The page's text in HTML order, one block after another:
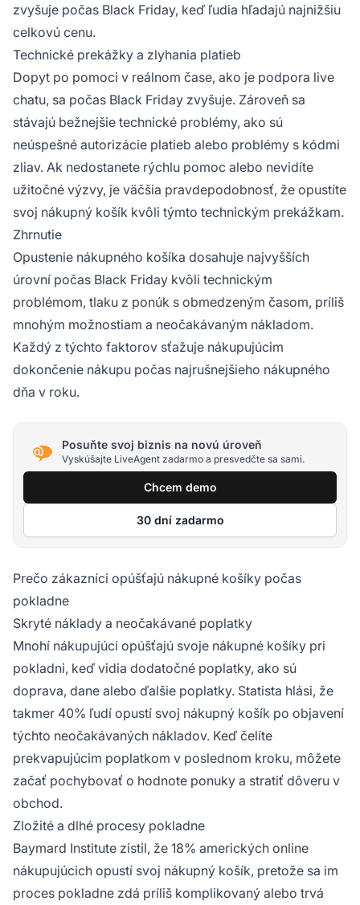
zvyšuje počas Black Friday, keď ľudia hľadajú najnižšiu
celkovú cenu.
Technické prekážky a zlyhania platieb
Dopyt po pomoci v reálnom čase, ako je podpora live
chatu, sa počas Black Friday zvyšuje. Zároveň sa
stávajú bežnejšie technické problémy, ako sú
neúspešné autorizácie platieb alebo problémy s kódmi
zliav. Ak nedostanete rýchlu pomoc alebo nevidíte
užitočné výzvy, je väčšia pravdepodobnosť, že opustíte
svoj nákupný košík kvôli týmto technickým prekážkam.
Zhrnutie
Opustenie nákupného košíka dosahuje najvyšších
úrovní počas Black Friday kvôli technickým
problémom, tlaku z ponúk s obmedzeným časom, príliš
mnohým možnostiam a neočakávaným nákladom.
Každý z týchto faktorov sťažuje nákupujúcim
dokončenie nákupu počas najrušnejšieho nákupného
dňa v roku.
Posuňte svoj biznis na novú úroveň
Vyskúšajte LiveAgent zadarmo a presvedčte sa sami.
Chcem demo
30 dní zadarmo
Prečo zákazníci opúšťajú nákupné košíky počas
pokladne
Skryté náklady a neočakávané poplatky
Mnohí nákupujúci opúšťajú svoje nákupné košíky pri
pokladni, keď vidia dodatočné poplatky, ako sú
doprava, dane alebo ďalšie poplatky. Statista hlási, že
takmer 40% ľudí opustí svoj nákupný košík po objavení
týchto neočakávaných nákladov. Keď čelíte
prekvapujúcim poplatkom v poslednom kroku, môžete
začať pochybovať o hodnote ponuky a stratiť dôveru v
obchod.
Zložité a dlhé procesy pokladne
Baymard Institute zistil, že 18% amerických online
nákupujúcich opustí svoj nákupný košík, pretože sa im
proces pokladne zdá príliš komplikovaný alebo trvá